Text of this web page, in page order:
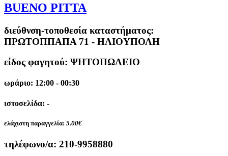
BUENO PITTA
διεύθνση-τοποθεσία καταστήματος:
ΠΡΩΤΟΠΠΑΠΑ 71 - ΗΛΙΟΥΠΟΛΗ
είδος φαγητού: ΨΗΤΟΠΩΛΕΙΟ
ωράριο: 12:00 - 00:30
ιστοσελίδα: -
ελάχιστη παραγγελία: 5.00€
τηλέφωνο/α: 210-9958880